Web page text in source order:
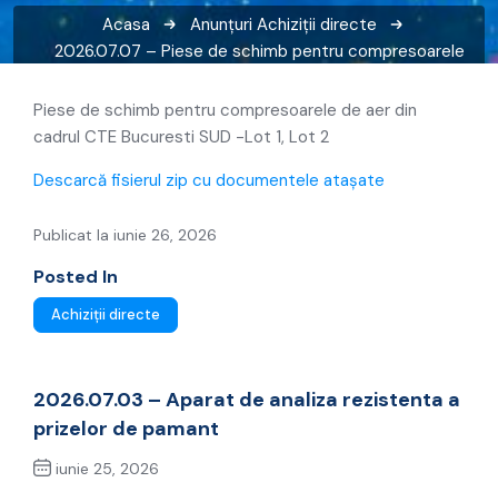
Acasa Anunțuri Achiziții directe
2026.07.07 – Piese de schimb pentru compresoarele
Piese de schimb pentru compresoarele de aer din
cadrul CTE Bucuresti SUD -Lot 1, Lot 2
Descarcă fisierul zip cu documentele atașate
Publicat la iunie 26, 2026
Posted In
Achiziții directe
2026.07.03 – Aparat de analiza rezistenta a
prizelor de pamant
iunie 25, 2026